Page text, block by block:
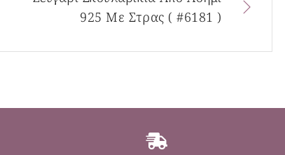
925 Με Στρας ( #6181 )